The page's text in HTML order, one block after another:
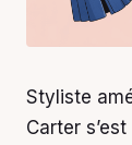
Styliste
Carter